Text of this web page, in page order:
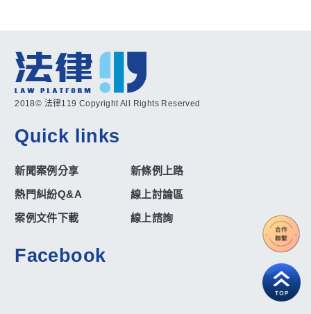
2018© 法律119 Copyright All Rights Reserved
Quick links
新聞案例分享
新條例上路
熱門糾紛Q&A
線上討論區
案例文件下載
線上諮詢
Facebook